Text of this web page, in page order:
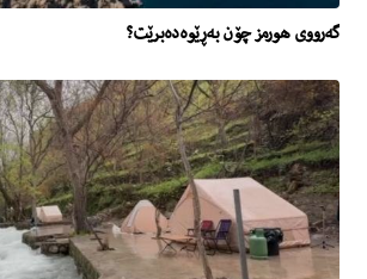
گه‌رووى هورمز چۆن به‌ڕێوه‌ده‌برێت؟